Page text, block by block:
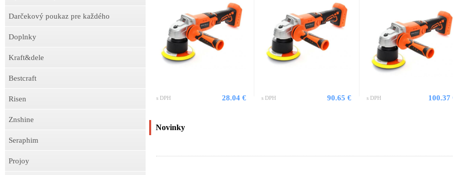
Darčekový poukaz pre každého
Doplnky
Kraft&dele
Bestcraft
Risen
Znshine
Seraphim
Projoy
s DPH 28.04 € s DPH 90.65 € s DPH 100.37
Novinky